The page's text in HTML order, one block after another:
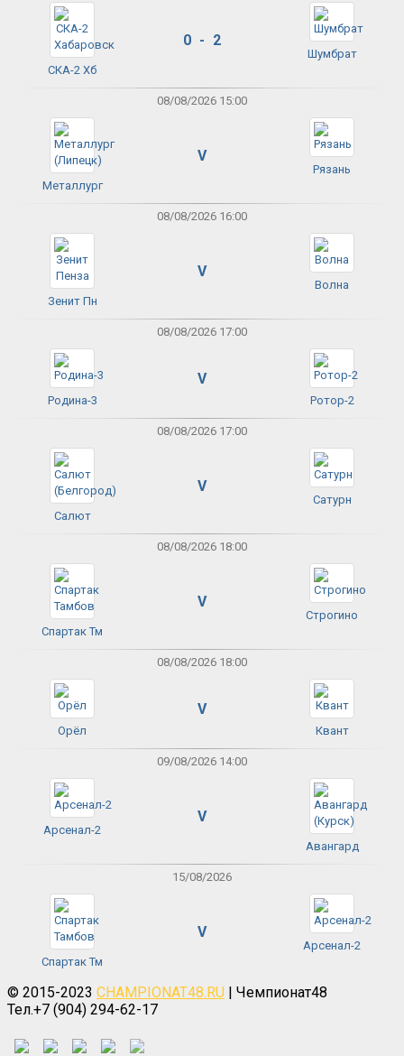
СКА-2 Хб
0 - 2
Шумбрат
08/08/2026 15:00
Металлург
V
Рязань
08/08/2026 16:00
Зенит Пн
V
Волна
08/08/2026 17:00
Родина-3
V
Ротор-2
08/08/2026 17:00
Салют
V
Сатурн
08/08/2026 18:00
Спартак Тм
V
Строгино
08/08/2026 18:00
Орёл
V
Квант
09/08/2026 14:00
Арсенал-2
V
Авангард
15/08/2026
Спартак Тм
V
Арсенал-2
© 2015-2023 CHAMPIONAT48.RU | Чемпионат48
Тел.+7 (904) 294-62-17